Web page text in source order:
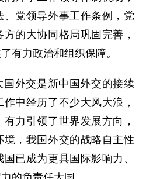
党领导外事工作条例，党
的大协同格局巩固完善，
有力政治和组织保障。
国外交是新中国外交的接续
中经历了不少大风大浪，
力引领了世界发展方向，
，我国外交的战略自主性
已成为更具国际影响力、